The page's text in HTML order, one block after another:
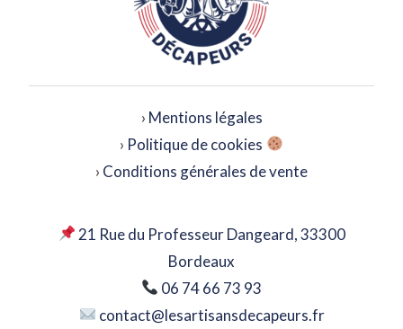
› Mentions légales
› Politique de cookies
› Conditions générales de vente
21 Rue du Professeur Dangeard, 33300
Bordeaux
06 74 66 73 93
contact@lesartisansdecapeurs.fr